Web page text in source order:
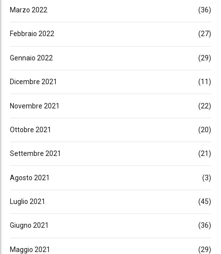
Marzo 2022 (36)
Febbraio 2022 (27)
Gennaio 2022 (29)
Dicembre 2021 (11)
Novembre 2021 (22)
Ottobre 2021 (20)
Settembre 2021 (21)
Agosto 2021 (3)
Luglio 2021 (45)
Giugno 2021 (36)
Maggio 2021 (29)